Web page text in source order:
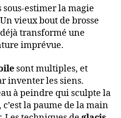
sous-estimer la magie
vieux bout de brosse
transformé une
imprévue.
sont multiples, et
inventer les siens.
à peindre qui sculpte la
la paume de la main